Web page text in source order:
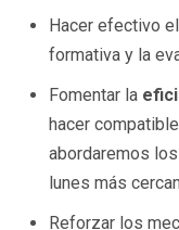
Hacer efectivo
formativa y la
Fomentar la
hacer
abordaremos
lunes más
Reforzar los